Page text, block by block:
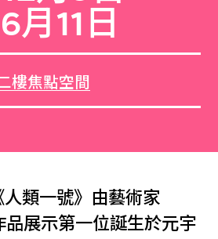
11日
樓焦點空間
類一號》由藝術家
品展示第一位誕生於元宇